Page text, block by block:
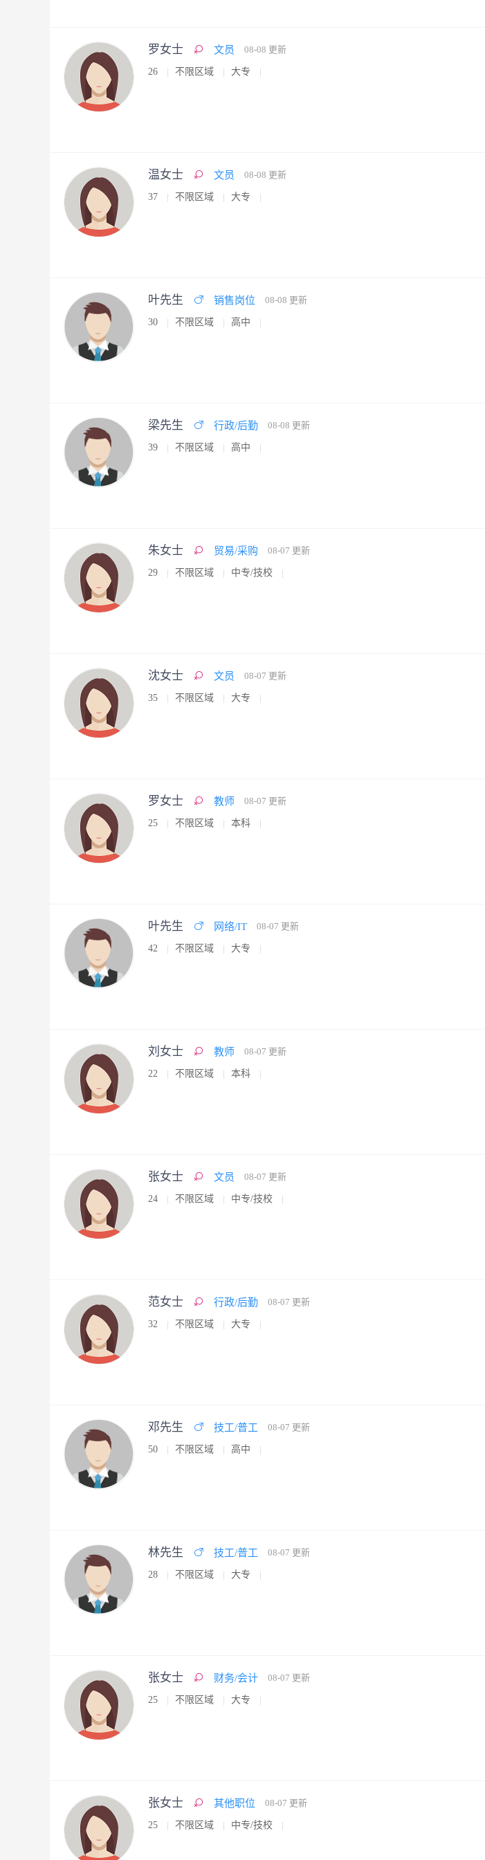
罗女士 文员 08-08 更新
26 不限区域 大专
温女士 文员 08-08 更新
37 不限区域 大专
叶先生 销售岗位 08-08 更新
30 不限区域 高中
梁先生 行政/后勤 08-08 更新
39 不限区域 高中
朱女士 贸易/采购 08-07 更新
29 不限区域 中专/技校
沈女士 文员 08-07 更新
35 不限区域 大专
罗女士 教师 08-07 更新
25 不限区域 本科
叶先生 网络/IT 08-07 更新
42 不限区域 大专
刘女士 教师 08-07 更新
22 不限区域 本科
张女士 文员 08-07 更新
24 不限区域 中专/技校
范女士 行政/后勤 08-07 更新
32 不限区域 大专
邓先生 技工/普工 08-07 更新
50 不限区域 高中
林先生 技工/普工 08-07 更新
28 不限区域 大专
张女士 财务/会计 08-07 更新
25 不限区域 大专
张女士 其他职位 08-07 更新
25 不限区域 中专/技校